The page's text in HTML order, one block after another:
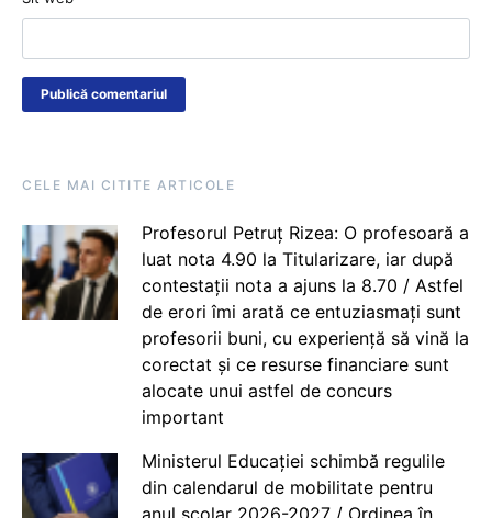
CELE MAI CITITE ARTICOLE
Profesorul Petruț Rizea: O profesoară a
luat nota 4.90 la Titularizare, iar după
contestații nota a ajuns la 8.70 / Astfel
de erori îmi arată ce entuziasmați sunt
profesorii buni, cu experiență să vină la
corectat și ce resurse financiare sunt
alocate unui astfel de concurs
important
Ministerul Educației schimbă regulile
din calendarul de mobilitate pentru
anul școlar 2026-2027 / Ordinea în